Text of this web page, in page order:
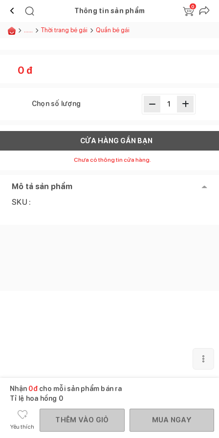
Thông tin sản phẩm
0
...... Thời trang bé gái Quần bé gái
0 đ
Chọn số lượng
CỬA HÀNG GẦN BẠN
Chưa có thông tin cửa hàng.
Mô tả sản phẩm
SKU :
Nhận 0đcho mỗi sản phẩm bán ra
Tỉ lệ hoa hồng 0
Yêu thích
THÊM VÀO GIỎ MUA NGAY